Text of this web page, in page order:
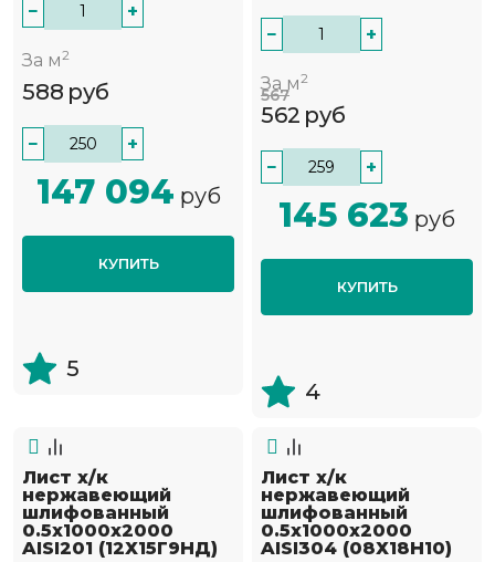
− +
За м2
588 руб
− +
147 094 руб
КУПИТЬ
5
− +
За м2
567
562 руб
− +
145 623 руб
КУПИТЬ
4
Лист х/к
нержавеющий
шлифованный
0.5х1000х2000
AISI201 (12Х15Г9НД)
Лист х/к
нержавеющий
шлифованный
0.5х1000х2000
AISI304 (08Х18Н10)